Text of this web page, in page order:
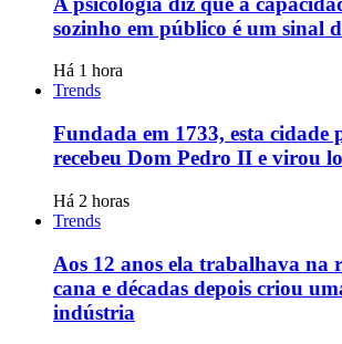
sozinho em público é um sinal
Há 1 hora
Trends
Fundada em 1733, esta cidade
recebeu Dom Pedro II e virou
Há 2 horas
Trends
Aos 12 anos ela trabalhava na
cana e décadas depois criou
indústria